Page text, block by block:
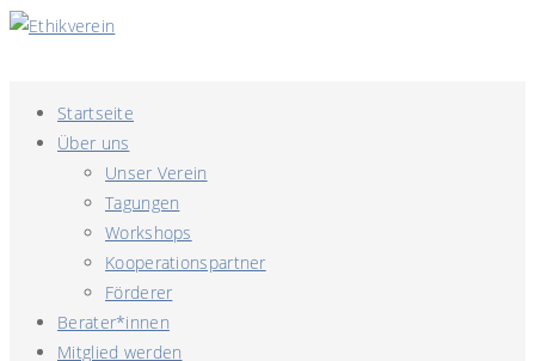
Startseite
Über uns
Unser Verein
Tagungen
Workshops
Kooperationspartner
Förderer
Berater*innen
Mitglied werden